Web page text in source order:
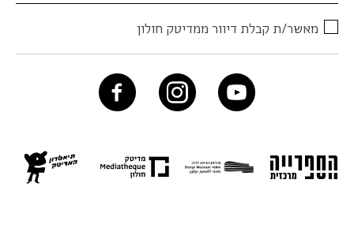
מאשר/ת קבלת דיוור ממדיטק חולון